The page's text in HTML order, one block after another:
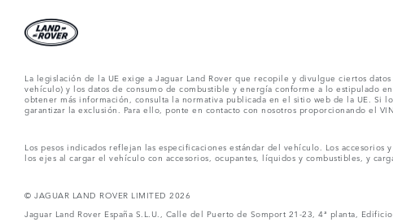
La legislación de la UE exige a Jaguar Land Rover que recopile y divulgue ciertos
vehículo) y los datos de consumo de combustible y energía conforme a lo estipulado
obtener más información, consulta la normativa publicada en el sitio web de la UE. Si
garantizar la exclusión. Para ello, ponte en contacto con nosotros proporcionando el
Los pesos indicados reflejan las especificaciones estándar del vehículo. Los
los ejes al cargar el vehículo con accesorios, ocupantes, líquidos y combustibles, y
© JAGUAR LAND ROVER LIMITED 2026
Jaguar Land Rover España S.L.U., Calle del Puerto de Somport 21-23, 4ª planta,